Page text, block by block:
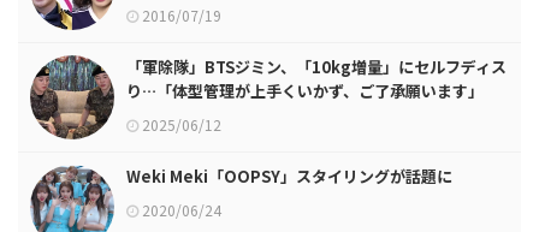
2016/07/19
「軍除隊」BTSジミン、「10kg増量」にセルフディス
り…「体型管理が上手くいかず、ご了承願います」
2025/06/12
Weki Meki「OOPSY」スタイリングが話題に
2020/06/24